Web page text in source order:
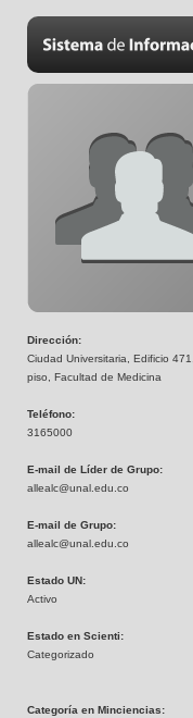
Dirección:
Ciudad Universitaria, Edificio
piso, Facultad de Medicina
Teléfono:
3165000
E-mail de Líder de Grupo:
allealc@unal.edu.co
E-mail de Grupo:
allealc@unal.edu.co
Estado UN:
Activo
Estado en Scienti:
Categorizado
Categoría en Minciencias: